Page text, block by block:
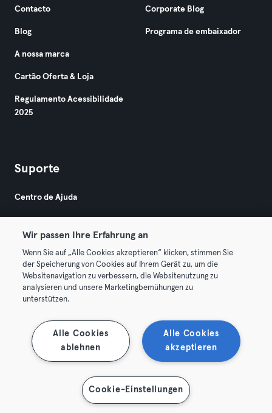
Contacto
Blog
A nossa marca
Cartão Oferta & Loja
Regulamento Acessibilidade
2025
Corporate Blog
Programa de embaixador
Suporte
Centro de Ajuda
© 2026 Urban Sports Group GmbH. All rights reserved.
Termos & Condições
Rescindir contratos aqui Cancelar contratos aqui
Wir passen Ihre Erfahrung an
Wenn Sie auf „Alle Cookies akzeptieren“ klicken, stimmen Sie
der Speicherung von Cookies auf Ihrem Gerät zu, um die
Websitenavigation zu verbessern, die Websitenutzung zu
analysieren und unsere Marketingbemühungen zu
unterstützen.
Alle Cookies
akzeptieren
Alle Cookies
ablehnen
Cookie-Einstellungen